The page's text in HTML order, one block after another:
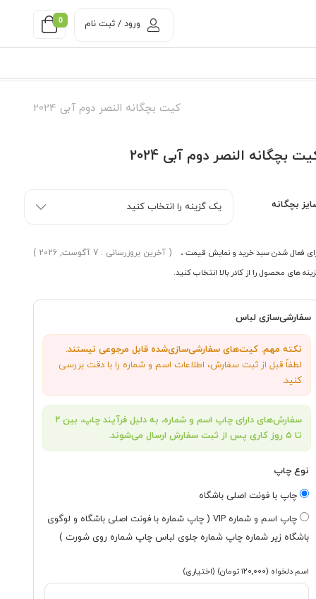
0 ورود / ثبت نام
کیت بچگانه النصر دوم آبی 2024
بچگانه النصر دوم آبی 2024
بچگانه
( آخرین بروزرسانی : 7 آگوست, 2026 )
فعال شدن سبد خرید و نمایش قیمت ،
های محصول را از کادر بالا انتخاب کنید.
سفارشی‌سازی لباس
نکته مهم: کیت‌های سفارشی‌سازی‌شده قابل مرجوعی نیستند.
لطفاً قبل از ثبت سفارش، اطلاعات اسم و شماره را با دقت بررسی
کنید.
سفارش‌های دارای چاپ اسم و شماره، به دلیل فرآیند چاپ، بین ۲
تا ۵ روز کاری پس از ثبت سفارش ارسال می‌شوند.
نوع چاپ
چاپ با فونت اصلی باشگاه
چاپ اسم و شماره VIP ( چاپ شماره با فونت اصلی باشگاه و لوگوی
باشگاه زیر شماره چاپ شماره جلوی لباس چاپ شماره روی شورت )
اسم دلخواه (۱۲۰٬۰۰۰ تومان) (اختیاری)